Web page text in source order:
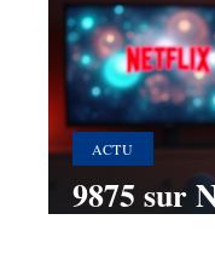
ACTU
9875 sur
de sa